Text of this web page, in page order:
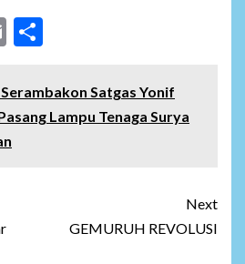
Email
Satgas Yonif
Lampu Tenaga Surya
Next
GEMURUH REVOLUSI